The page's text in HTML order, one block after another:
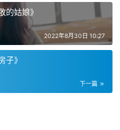
的姑娘》
2022年8月30日 10:27
子》
下一篇